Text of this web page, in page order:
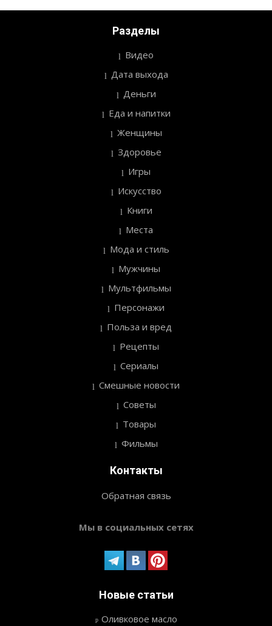
Разделы
Видео
Дата выхода
Деньги
Еда и напитки
Женщины
Здоровье
Игры
Искусство
Книги
Места
Мода и стиль
Мужчины
Мультфильмы
Персонажи
Польза и вред
Рецепты
Сериалы
Смешные новости
Советы
Товары
Фильмы
Контакты
Обратная связь
Мы в социальных сетях
Новые статьи
Оливковое масло